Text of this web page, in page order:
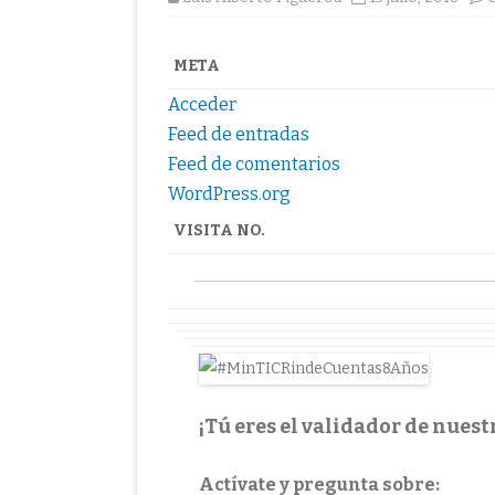
META
Acceder
Feed de entradas
Feed de comentarios
WordPress.org
VISITA NO.
¡Tú eres el validador de
Actívate y pregunta sobre: